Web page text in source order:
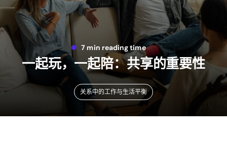
7 min reading time
一起玩，一起陪：共享的重要性
关系中的工作与生活平衡